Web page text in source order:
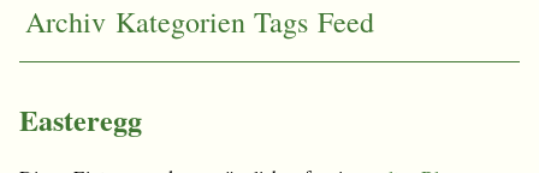
Archiv Kategorien Tags Feed
Easteregg